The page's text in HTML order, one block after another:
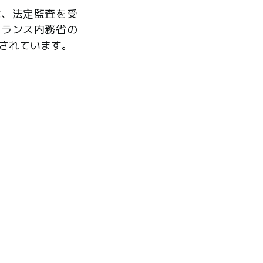
法定監査を受
ンス内務省の
れています。